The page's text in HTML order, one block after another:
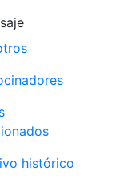
histórico